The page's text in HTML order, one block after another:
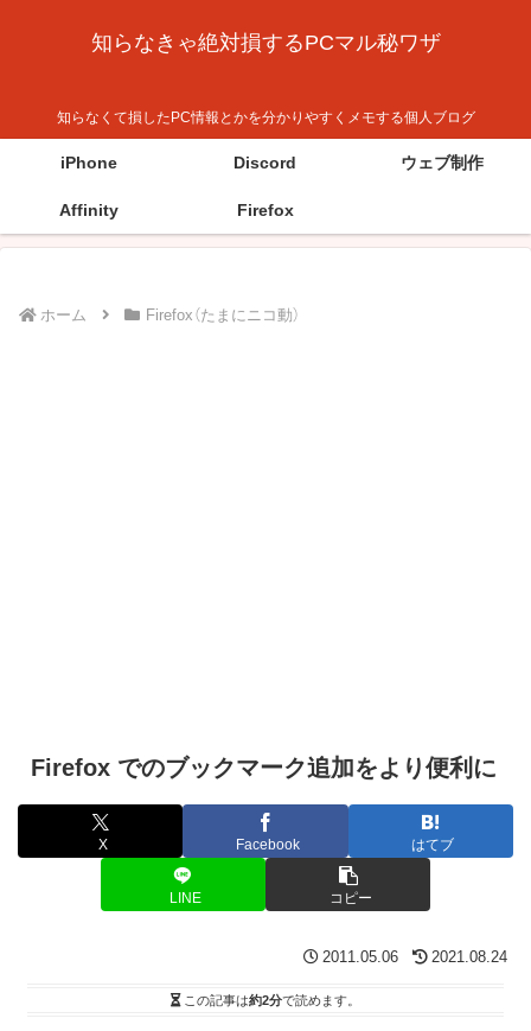
知らなきゃ絶対損するPCマル秘ワザ
知らなくて損したPC情報とかを分かりやすくメモする個人ブログ
iPhone Discord ウェブ制作
Affinity Firefox
ホーム Firefox（たまにニコ動）
Firefox でのブックマーク追加をより便利に
X Facebook はてブ
LINE コピー
2011.05.06 2021.08.24
この記事は約2分で読めます。